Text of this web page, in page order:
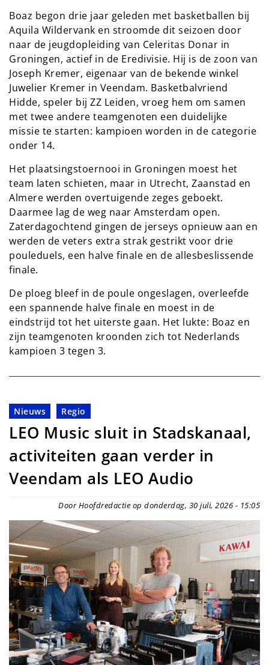
Boaz begon drie jaar geleden met basketballen bij
Aquila Wildervank en stroomde dit seizoen door
naar de jeugdopleiding van Celeritas Donar in
Groningen, actief in de Eredivisie. Hij is de zoon van
Joseph Kremer, eigenaar van de bekende winkel
Juwelier Kremer in Veendam. Basketbalvriend
Hidde, speler bij ZZ Leiden, vroeg hem om samen
met twee andere teamgenoten een duidelijke
missie te starten: kampioen worden in de categorie
onder 14.
Het plaatsingstoernooi in Groningen moest het
team laten schieten, maar in Utrecht, Zaanstad en
Almere werden overtuigende zeges geboekt.
Daarmee lag de weg naar Amsterdam open.
Zaterdagochtend gingen de jerseys opnieuw aan en
werden de veters extra strak gestrikt voor drie
pouleduels, een halve finale en de allesbeslissende
finale.
De ploeg bleef in de poule ongeslagen, overleefde
een spannende halve finale en moest in de
eindstrijd tot het uiterste gaan. Het lukte: Boaz en
zijn teamgenoten kroonden zich tot Nederlands
kampioen 3 tegen 3.
Nieuws Regio
LEO Music sluit in Stadskanaal,
activiteiten gaan verder in
Veendam als LEO Audio
Door Hoofdredactie op donderdag, 30 juli, 2026 - 15:05